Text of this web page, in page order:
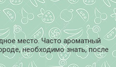
место. Часто ароматный
необходимо знать, после